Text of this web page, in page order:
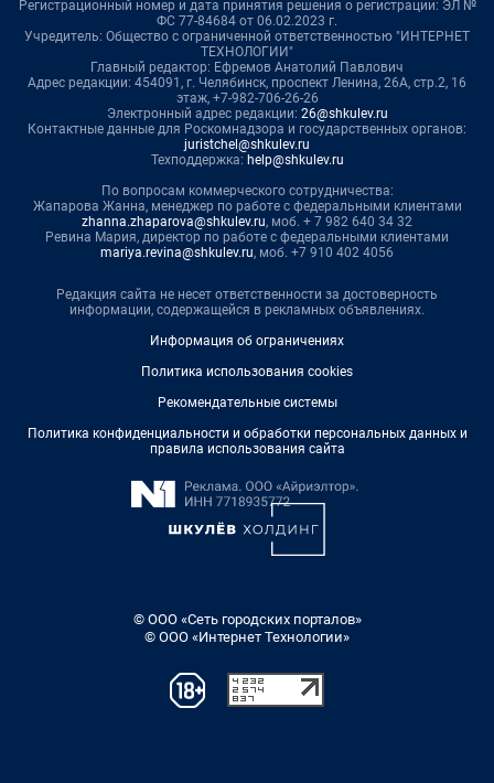
Регистрационный номер и дата принятия решения о регистрации: ЭЛ №
ФС 77-84684 от 06.02.2023 г.
Учредитель: Общество с ограниченной ответственностью "ИНТЕРНЕТ
ТЕХНОЛОГИИ"
Главный редактор: Ефремов Анатолий Павлович
Адрес редакции: 454091, г. Челябинск, проспект Ленина, 26А, стр.2, 16
этаж, +7-982-706-26-26
Электронный адрес редакции: 26@shkulev.ru
Контактные данные для Роскомнадзора и государственных органов:
juristchel@shkulev.ru
Техподдержка: help@shkulev.ru
По вопросам коммерческого сотрудничества:
Жапарова Жанна, менеджер по работе с федеральными клиентами
zhanna.zhaparova@shkulev.ru, моб. + 7 982 640 34 32
Ревина Мария, директор по работе с федеральными клиентами
mariya.revina@shkulev.ru, моб. +7 910 402 4056
Редакция сайта не несет ответственности за достоверность
информации, содержащейся в рекламных объявлениях.
Информация об ограничениях
Политика использования cookies
Рекомендательные системы
Политика конфиденциальности и обработки персональных данных и
правила использования сайта
© ООО «Сеть городских порталов»
© ООО «Интернет Технологии»